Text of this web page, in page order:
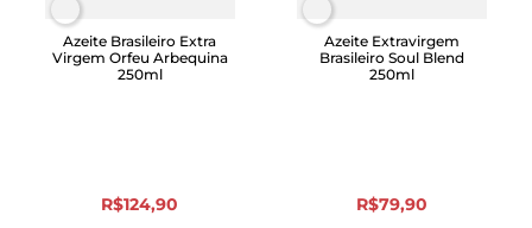
Azeite Brasileiro Extra
Virgem Orfeu Arbequina
250ml
R$124,90
Azeite Extravirgem
Brasileiro Soul Blend
250ml
R$79,90